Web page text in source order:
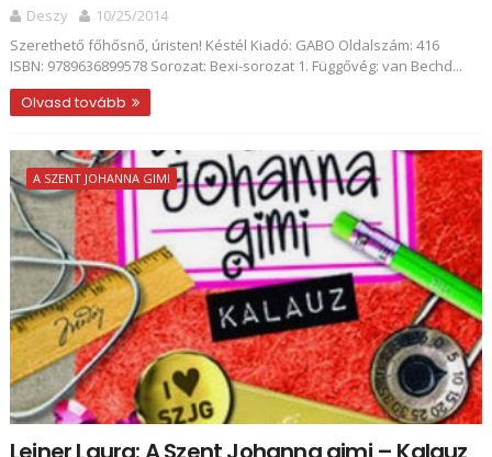
Deszy
10/25/2014
Szerethető főhősnő, úristen! Késtél Kiadó: GABO Oldalszám: 416
ISBN: 9789636899578 Sorozat: Bexi-sorozat 1. Függővég: van Bechd...
Olvasd tovább
A SZENT JOHANNA GIMI